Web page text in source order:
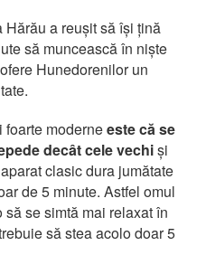
a reușit să își țină
să muncească în niște
Hunedorenilor un
foarte moderneeste că se
decât cele vechiși
clasic dura jumătate
de 5 minute. Astfel omul
se simtă mai relaxat în
să stea acolo doar 5